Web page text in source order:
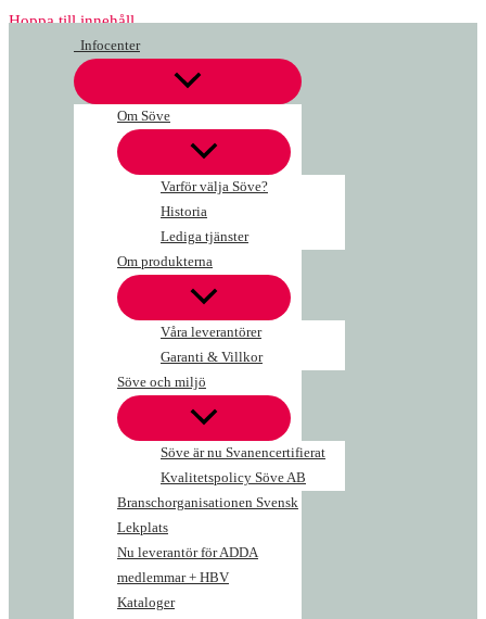
Hoppa till innehåll
Infocenter
Om Söve
Varför välja Söve?
Historia
Lediga tjänster
Om produkterna
Våra leverantörer
Garanti & Villkor
Söve och miljö
Söve är nu Svanencertifierat
Kvalitetspolicy Söve AB
Branschorganisationen Svensk
Lekplats
Nu leverantör för ADDA
medlemmar + HBV
Kataloger